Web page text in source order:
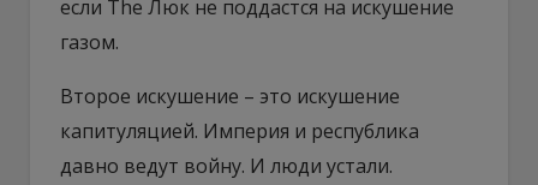
если The Люк не поддастся на искушение
газом.
Второе искушение – это искушение
капитуляцией. Империя и республика
давно ведут войну. И люди устали.